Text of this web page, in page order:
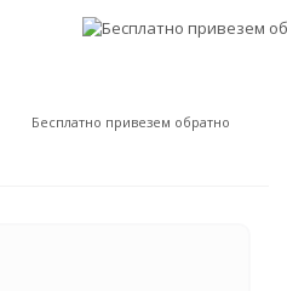
Бесплатно привезем обратно